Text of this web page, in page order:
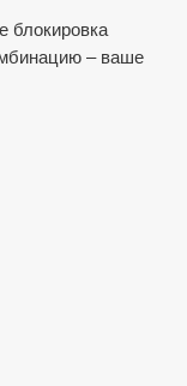
блокировка
– ваше